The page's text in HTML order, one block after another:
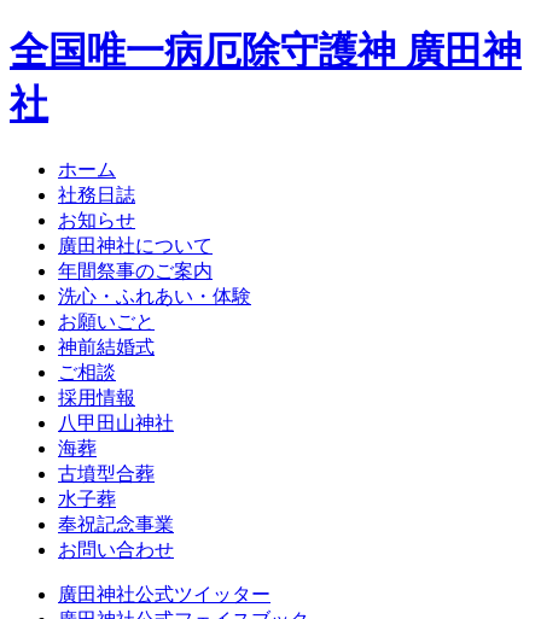
全国唯一病厄除守護神 廣田神
社
ホーム
社務日誌
お知らせ
廣田神社について
年間祭事のご案内
洗心・ふれあい・体験
お願いごと
神前結婚式
ご相談
採用情報
八甲田山神社
海葬
古墳型合葬
水子葬
奉祝記念事業
お問い合わせ
廣田神社公式ツイッター